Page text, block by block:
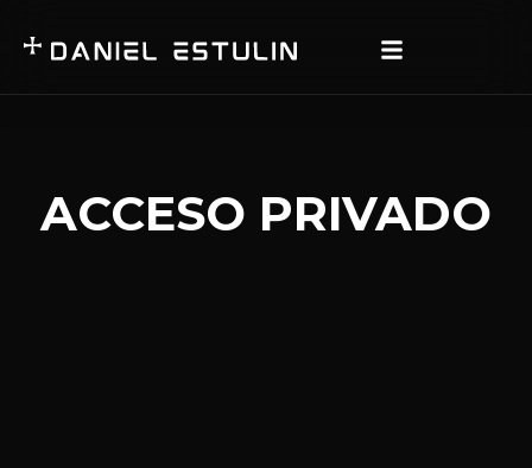
ACCESO PRIVADO